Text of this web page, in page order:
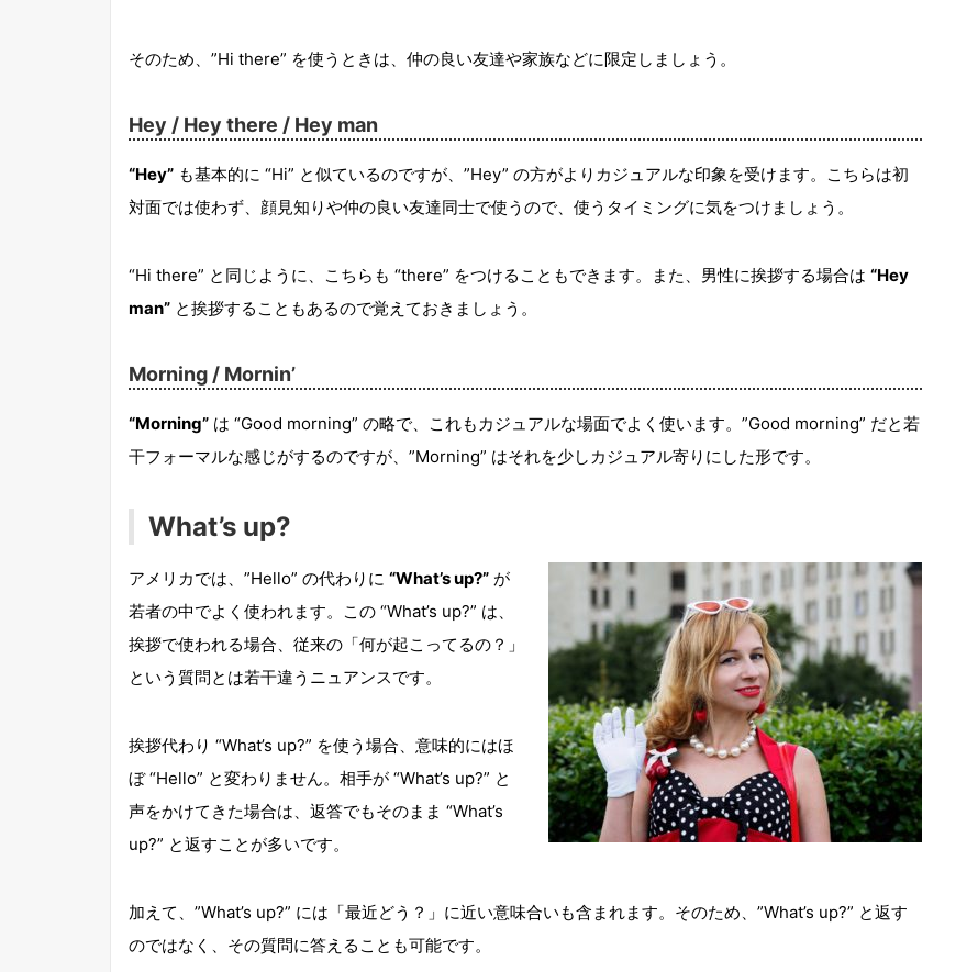
そのため、”Hi there” を使うときは、仲の良い友達や家族などに限定しましょう。
Hey / Hey there / Hey man
“Hey”も基本的に “Hi” と似ているのですが、”Hey” の方がよりカジュアルな印象を受けます。こちらは初
対面では使わず、顔見知りや仲の良い友達同士で使うので、使うタイミングに気をつけましょう。
“Hi there” と同じように、こちらも “there” をつけることもできます。また、男性に挨拶する場合は “Hey
man”と挨拶することもあるので覚えておきましょう。
Morning / Mornin’
“Morning”は “Good morning” の略で、これもカジュアルな場面でよく使います。”Good morning” だと若
干フォーマルな感じがするのですが、”Morning” はそれを少しカジュアル寄りにした形です。
What’s up?
アメリカでは、”Hello” の代わりに “What’s up?”が
若者の中でよく使われます。この “What’s up?” は、
挨拶で使われる場合、従来の「何が起こってるの？」
という質問とは若干違うニュアンスです。
挨拶代わり “What’s up?” を使う場合、意味的にはほ
ぼ “Hello” と変わりません。相手が “What’s up?” と
声をかけてきた場合は、返答でもそのまま “What’s
up?” と返すことが多いです。
加えて、”What’s up?” には「最近どう？」に近い意味合いも含まれます。そのため、”What’s up?” と返す
のではなく、その質問に答えることも可能です。